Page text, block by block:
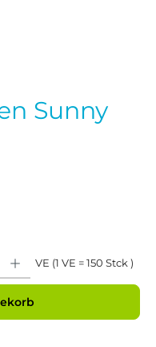
Sunny
VE (1 VE = 150 Stck )